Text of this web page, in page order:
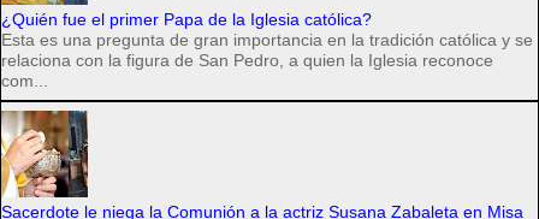
¿Quién fue el primer Papa de la Iglesia católica?
Esta es una pregunta de gran importancia en la tradición católica y se
relaciona con la figura de San Pedro, a quien la Iglesia reconoce
com...
Sacerdote le niega la Comunión a la actriz Susana Zabaleta en Misa